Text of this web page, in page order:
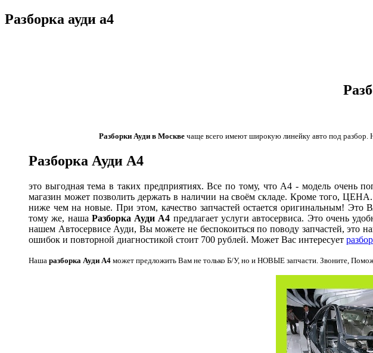
Разборка ауди а4
Разборки Ауди в Москве чаще всего имеют широкую линейку авто под разбор.
Разборка Ауди А4
это выгодная тема в таких предприятиях. Все по тому, что А4 - модель очень
магазин может позволить держать в наличии на своём складе. Кроме того,
ниже чем на новые. При этом, качество запчастей остается оригинальным!
тому же, наша Разборка Ауди А4 предлагает услуги автосервиса. Это очень
нашем Автосервисе Ауди, Вы можете не беспокоиться по поводу запчастей, это
ошибок и повторной диагностикой стоит 700 рублей. Может Вас интересует
Наша разборка Ауди А4 может предложить Вам не только Б/У, но и НОВЫЕ запчасти. Звоните,